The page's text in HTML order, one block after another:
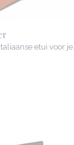
etui voor je…